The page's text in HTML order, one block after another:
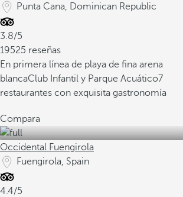
Punta Cana, Dominican Republic
3.8/5
19525 reseñas
En primera línea de playa de fina arena
blancaClub Infantil y Parque Acuático7
restaurantes con exquisita gastronomía
Compara
Occidental Fuengirola
Fuengirola, Spain
4.4/5